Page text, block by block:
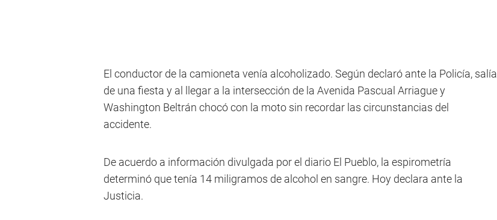
El conductor de la camioneta venía alcoholizado. Según declaró ante la Policía, salía
de una fiesta y al llegar a la intersección de la Avenida Pascual Arriague y
Washington Beltrán chocó con la moto sin recordar las circunstancias del
accidente.
De acuerdo a información divulgada por el diario El Pueblo, la espirometría
determinó que tenía 14 miligramos de alcohol en sangre. Hoy declara ante la
Justicia.